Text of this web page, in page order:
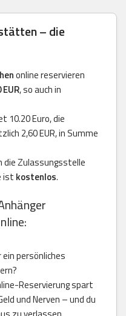
– die
online reservieren
, so auch in
10.20 Euro, die
2,60 EUR, in Summe
die Zulassungsstelle
ist kostenlos.
persönliches
Reservierung spart
und Nerven – und du